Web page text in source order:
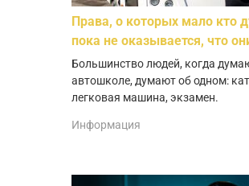
Права, о которых мало кто
пока не оказывается, что
Большинство людей, когда
автошколе, думают об одном:
легковая машина, экзамен.
Информация